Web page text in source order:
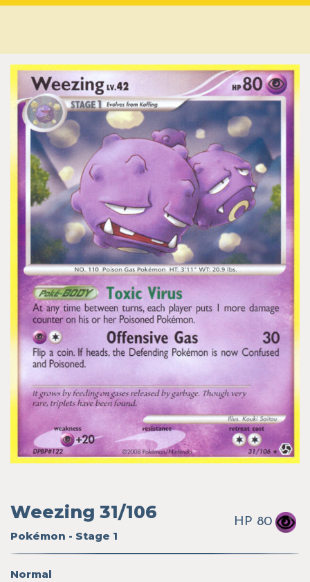
Weezing 31/106
Pokémon - Stage 1
HP 80
Normal